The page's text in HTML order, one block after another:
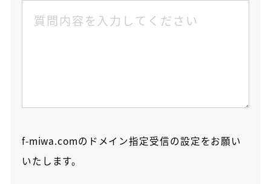
f-miwa.comのドメイン指定受信の設定をお願い
いたします。